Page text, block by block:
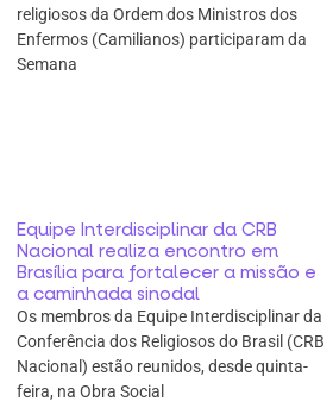
religiosos da Ordem dos Ministros dos
Enfermos (Camilianos) participaram da
Semana
Equipe Interdisciplinar da CRB
Nacional realiza encontro em
Brasília para fortalecer a missão e
a caminhada sinodal
Os membros da Equipe Interdisciplinar da
Conferência dos Religiosos do Brasil (CRB
Nacional) estão reunidos, desde quinta-
feira, na Obra Social